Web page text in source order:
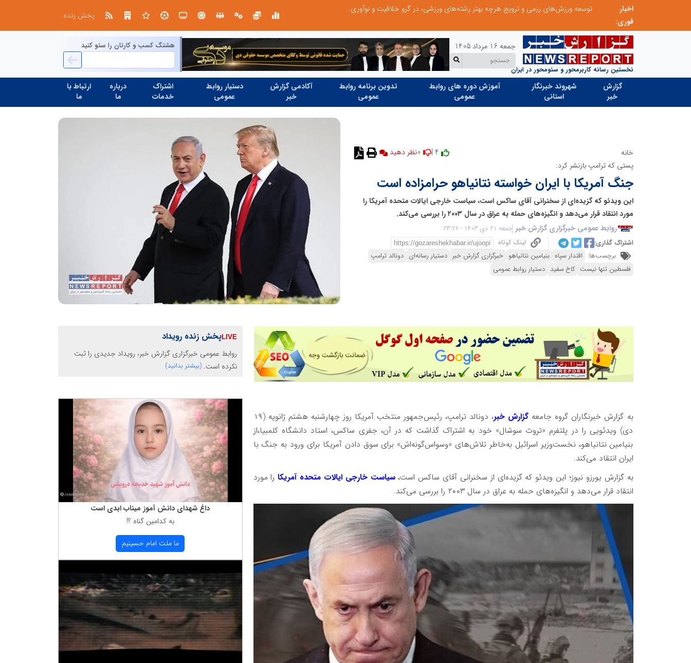
اخبار
فوری:
توسعه ورزش‌های رزمی و ترویج هرچه بهتر رشته‌های ورزشی، در گرو خلاقیت و نوآوری است
پخش زنده
نخستین رسانه کاربرمحور و سئومحور در ایران
جمعه 16 مرداد 1405 هشتگ کسب و کارتان را سئو کنید
گزارش
خبر
شهروند خبرنگار
استانی
آموزش دوره های روابط
عمومی
تدوین برنامه روابط
عمومی
آکادمی گزارش
خبر
دستیار روابط
عمومی
اشتراک
خدمات
درباره
ما
ارتباط با
ما
خانه
نظر دهید
پستی که ترامپ بازنشر کرد:
جنگ آمریکا با ایران خواسته نتانیاهو حرامزاده است
این ویدئو که گزیده‌ای از سخنرانی آقای ساکس است، سیاست خارجی ایالات متحده آمریکا را
مورد انتقاد قرار می‌دهد و انگیزه‌های حمله به عراق در سال ۲۰۰۳ را بررسی می‌کند.
روابط عمومی خبرگزاری گزارش خبر جمعه 21 دی 1403 - 23:26
اشتراک گذاری:
لینک کوتاه
برچسب‌ها: اقتدار سپاه بنیامین نتانیاهو خبرگزاری گزارش خبر دستیار رسانه‌ای دونالد ترامپ
فلسطین تنها نیست کاخ سفید دستیار روابط عمومی
به گزارش خبرنگاران گروه جامعه گزارش خبر
، دونالد ترامپ، رئیس‌جمهور منتخب آمریکا روز چهارشنبه هشتم ژانویه (۱۹
دی) ویدئویی را در پلتفرم «تروث سوشال» خود به اشتراک گذاشت که در آن، جفری ساکس، استاد دانشگاه کلمبیا،از
بنیامین نتانیاهو، نخست‌وزیر اسرائیل به‌خاطر تلاش‌های «وسواس‌گونه‌اش» برای سوق دادن آمریکا برای ورود به جنگ با
ایران انتقاد می‌کند.
به گزارش یورزو نیوز؛ این ویدئو که گزیده‌ای از سخنرانی آقای ساکس است،سیاست خارجی ایالات متحده آمریکا را مورد
انتقاد قرار می‌دهد و انگیزه‌های حمله به عراق در سال ۲۰۰۳ را بررسی می‌کند.
پخش زنده رویداد
روابط عمومی خبرگزاری گزارش خبر، رویداد جدیدی را ثبت
نکرده است. (بیشتر بدانید)
داغ شهدای دانش آموز میناب ابدی است
به كدامین گناه ؟!
ما ملت امام حسینیم